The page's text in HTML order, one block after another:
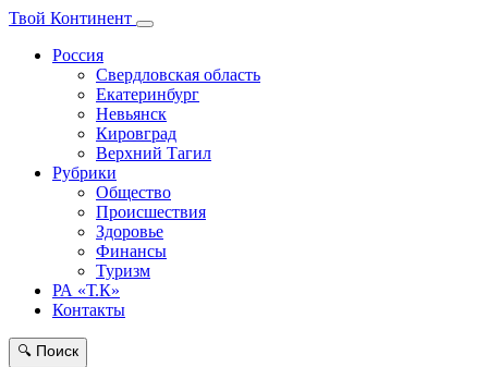
Твой Континент
Россия
Свердловская область
Екатеринбург
Невьянск
Кировград
Верхний Тагил
Рубрики
Общество
Происшествия
Здоровье
Финансы
Туризм
РА «Т.К»
Контакты
🔍 Поиск